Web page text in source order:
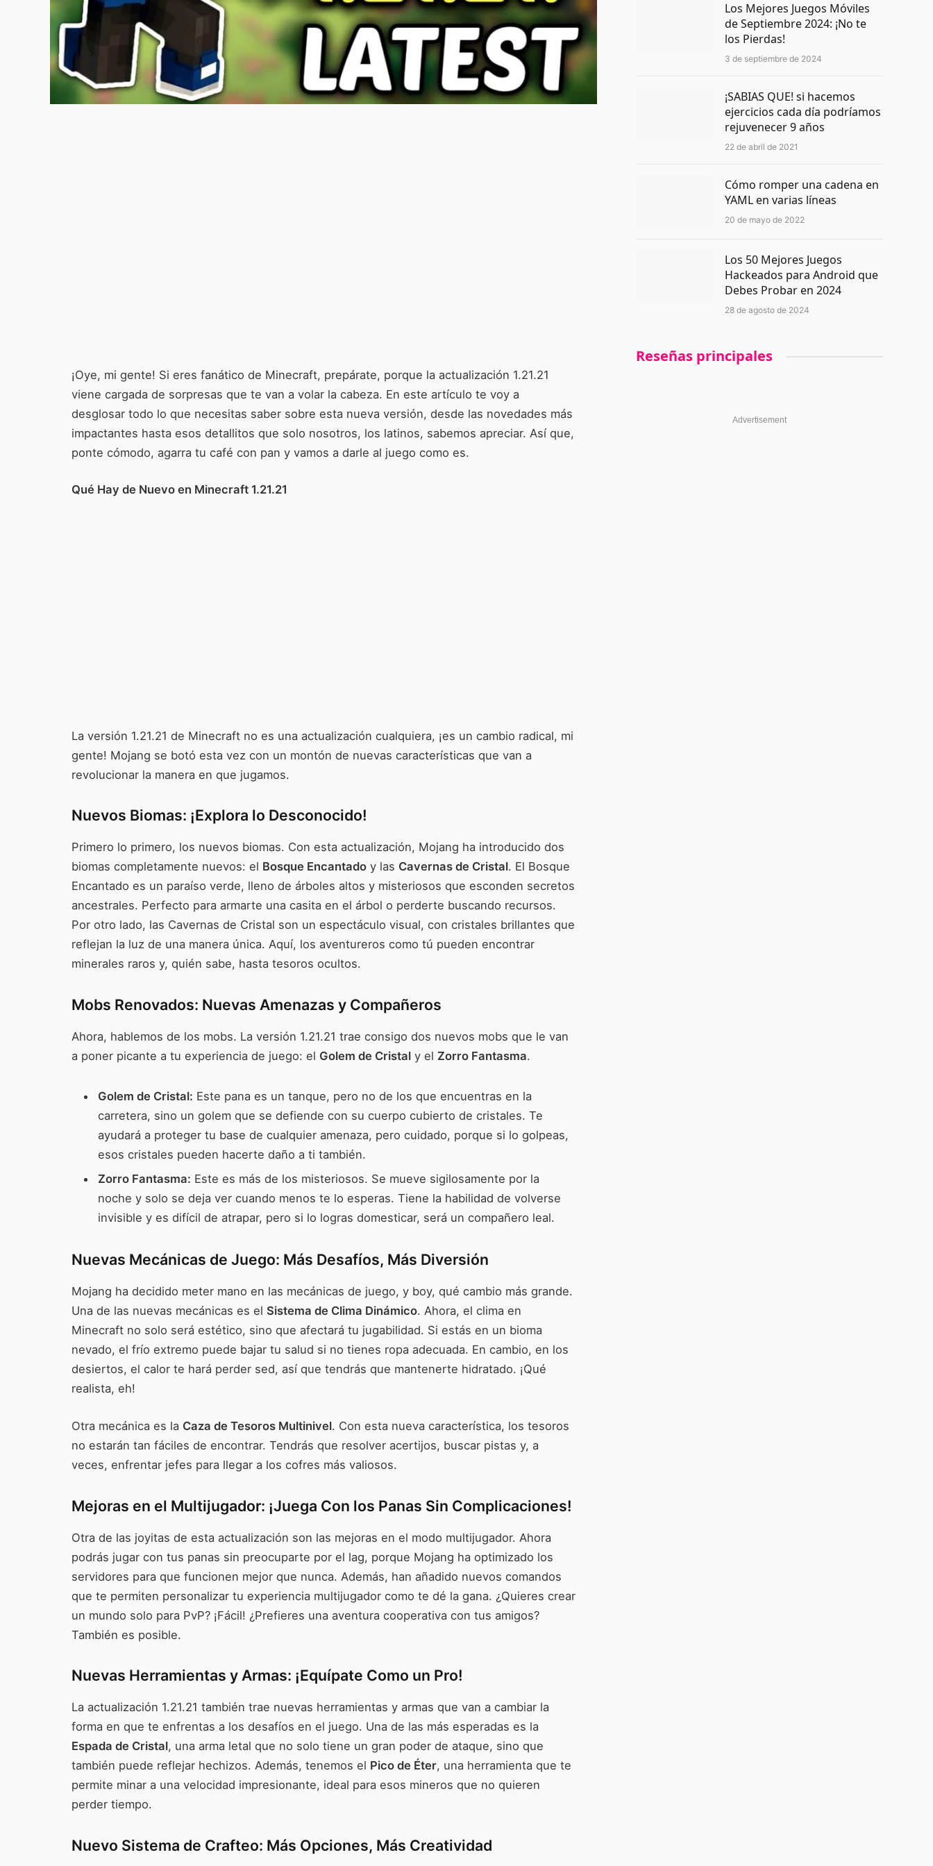
¡Oye, mi gente! Si eres fanático de Minecraft, prepárate, porque la actualización 1.21.21
viene cargada de sorpresas que te van a volar la cabeza. En este artículo te voy a
desglosar todo lo que necesitas saber sobre esta nueva versión, desde las novedades más
impactantes hasta esos detallitos que solo nosotros, los latinos, sabemos apreciar. Así que,
ponte cómodo, agarra tu café con pan y vamos a darle al juego como es.
Qué Hay de Nuevo en Minecraft 1.21.21
La versión 1.21.21 de Minecraft no es una actualización cualquiera, ¡es un cambio radical, mi
gente! Mojang se botó esta vez con un montón de nuevas características que van a
revolucionar la manera en que jugamos.
Nuevos Biomas: ¡Explora lo Desconocido!
Primero lo primero, los nuevos biomas. Con esta actualización, Mojang ha introducido dos
biomas completamente nuevos: el Bosque Encantado y las Cavernas de Cristal. El Bosque
Encantado es un paraíso verde, lleno de árboles altos y misteriosos que esconden secretos
ancestrales. Perfecto para armarte una casita en el árbol o perderte buscando recursos.
Por otro lado, las Cavernas de Cristal son un espectáculo visual, con cristales brillantes que
reflejan la luz de una manera única. Aquí, los aventureros como tú pueden encontrar
minerales raros y, quién sabe, hasta tesoros ocultos.
Mobs Renovados: Nuevas Amenazas y Compañeros
Ahora, hablemos de los mobs. La versión 1.21.21 trae consigo dos nuevos mobs que le van
a poner picante a tu experiencia de juego: el Golem de Cristal y el Zorro Fantasma.
Golem de Cristal: Este pana es un tanque, pero no de los que encuentras en la
carretera, sino un golem que se defiende con su cuerpo cubierto de cristales. Te
ayudará a proteger tu base de cualquier amenaza, pero cuidado, porque si lo golpeas,
esos cristales pueden hacerte daño a ti también.
Zorro Fantasma: Este es más de los misteriosos. Se mueve sigilosamente por la
noche y solo se deja ver cuando menos te lo esperas. Tiene la habilidad de volverse
invisible y es difícil de atrapar, pero si lo logras domesticar, será un compañero leal.
Nuevas Mecánicas de Juego: Más Desafíos, Más Diversión
Mojang ha decidido meter mano en las mecánicas de juego, y boy, qué cambio más grande.
Una de las nuevas mecánicas es el Sistema de Clima Dinámico. Ahora, el clima en
Minecraft no solo será estético, sino que afectará tu jugabilidad. Si estás en un bioma
nevado, el frío extremo puede bajar tu salud si no tienes ropa adecuada. En cambio, en los
desiertos, el calor te hará perder sed, así que tendrás que mantenerte hidratado. ¡Qué
realista, eh!
Otra mecánica es la Caza de Tesoros Multinivel. Con esta nueva característica, los tesoros
no estarán tan fáciles de encontrar. Tendrás que resolver acertijos, buscar pistas y, a
veces, enfrentar jefes para llegar a los cofres más valiosos.
Mejoras en el Multijugador: ¡Juega Con los Panas Sin Complicaciones!
Otra de las joyitas de esta actualización son las mejoras en el modo multijugador. Ahora
podrás jugar con tus panas sin preocuparte por el lag, porque Mojang ha optimizado los
servidores para que funcionen mejor que nunca. Además, han añadido nuevos comandos
que te permiten personalizar tu experiencia multijugador como te dé la gana. ¿Quieres crear
un mundo solo para PvP? ¡Fácil! ¿Prefieres una aventura cooperativa con tus amigos?
También es posible.
Nuevas Herramientas y Armas: ¡Equípate Como un Pro!
La actualización 1.21.21 también trae nuevas herramientas y armas que van a cambiar la
forma en que te enfrentas a los desafíos en el juego. Una de las más esperadas es la
Espada de Cristal, una arma letal que no solo tiene un gran poder de ataque, sino que
también puede reflejar hechizos. Además, tenemos el Pico de Éter, una herramienta que te
permite minar a una velocidad impresionante, ideal para esos mineros que no quieren
perder tiempo.
Nuevo Sistema de Crafteo: Más Opciones, Más Creatividad
Los Mejores Juegos Móviles
de Septiembre 2024: ¡No te
los Pierdas!
3 de septiembre de 2024
¡SABIAS QUE! si hacemos
ejercicios cada día podríamos
rejuvenecer 9 años
22 de abril de 2021
Cómo romper una cadena en
YAML en varias líneas
20 de mayo de 2022
Los 50 Mejores Juegos
Hackeados para Android que
Debes Probar en 2024
28 de agosto de 2024
Reseñas principales
Advertisement